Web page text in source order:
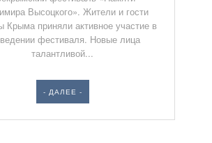
Высоцкого». Жители и гости
Крыма приняли активное участие в
фестиваля. Новые лица
талантливой...
- ДАЛЕЕ -